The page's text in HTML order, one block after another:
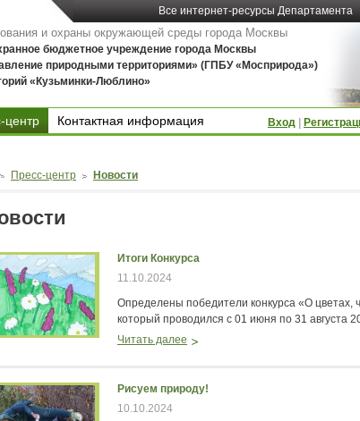
Все интернет-ресурсы Департамента
и охраны окружающей среды города Москвы
бюджетное учреждение города Москвы
природными территориями» (ГПБУ «Мосприрода»)
«Кузьминки-Люблино»
центр
Контактная информация
Вход
Пресс-центр Новости
Итоги Конкурса
11.10.2024
Определены победители конкурса «О цветах,
который проводился с 01 июня по 31 августа
Читать далее
Рисуем природу!
10.10.2024